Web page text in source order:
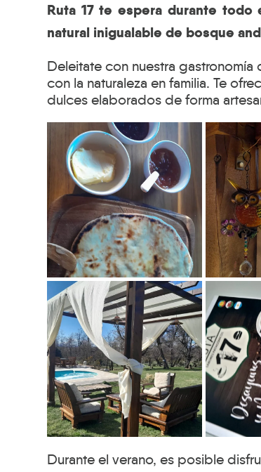
Ruta 17 te espera durante
natural inigualable de bosque
Deleitate con nuestra
con la naturaleza en familia. Te
dulces elaborados de forma
Durante el verano, es posible